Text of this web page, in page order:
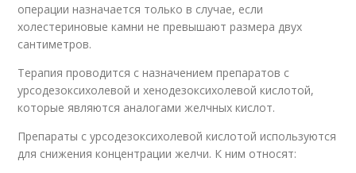
операции назначается только в случае, если
холестериновые камни не превышают размера двух
сантиметров.
Терапия проводится с назначением препаратов с
урсодезоксихолевой и хенодезоксихолевой кислотой,
которые являются аналогами желчных кислот.
Препараты с урсодезоксихолевой кислотой используются
для снижения концентрации желчи. К ним относят: